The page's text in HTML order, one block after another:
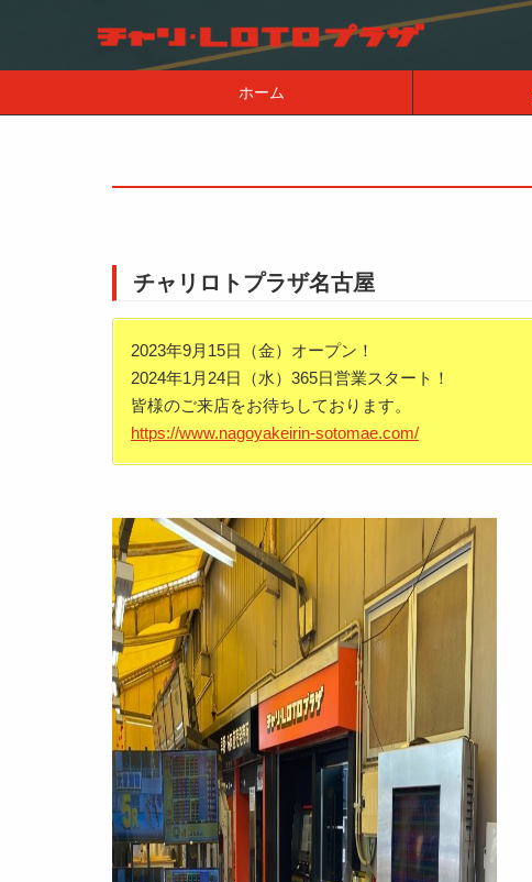
ホーム
チャリロトプラザ名古屋
2023年9月15日（金）オープン！
2024年1月24日（水）365日営業スタート！
皆様のご来店をお待ちしております。
https://www.nagoyakeirin-sotomae.com/